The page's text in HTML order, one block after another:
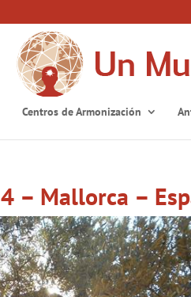
Centros de Armonización
– Mallorca –